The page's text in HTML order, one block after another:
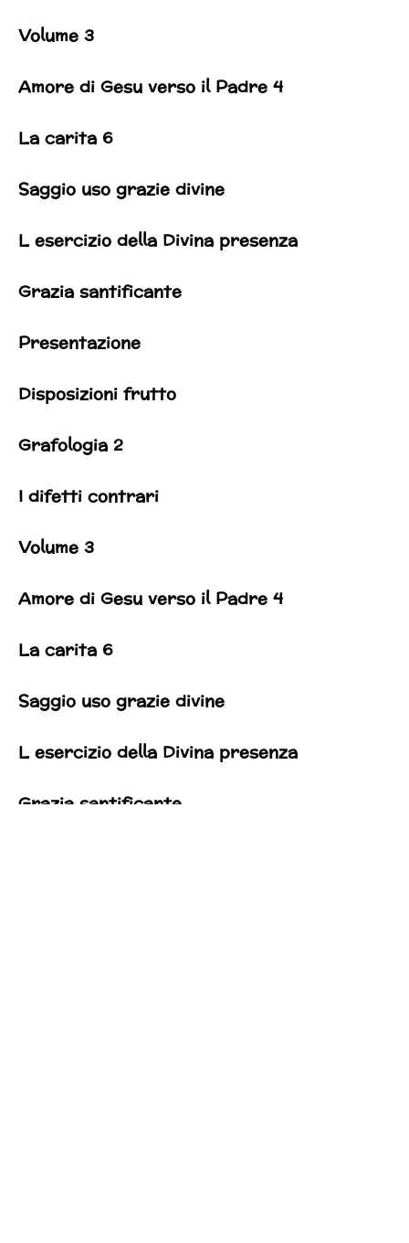
Volume 3
Amore di Gesu verso il Padre 4
La carita 6
Saggio uso grazie divine
L esercizio della Divina presenza
Grazia santificante
Presentazione
Disposizioni frutto
Grafologia 2
I difetti contrari
Volume 3
Amore di Gesu verso il Padre 4
La carita 6
Saggio uso grazie divine
L esercizio della Divina presenza
Grazia santificante